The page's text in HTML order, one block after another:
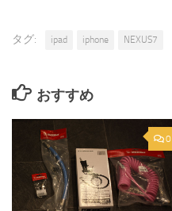
タグ: ipad iphone NEXUS7
おすすめ
0